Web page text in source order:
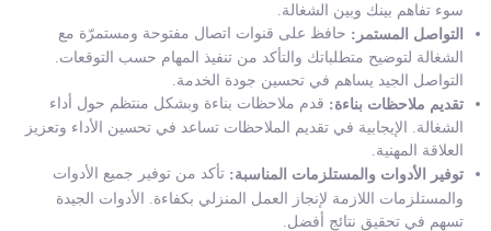
سوء تفاهم بينك وبين الشغالة.
التواصل المستمر: حافظ على قنوات اتصال مفتوحة ومستمرّة مع
الشغالة لتوضيح متطلباتك والتأكد من تنفيذ المهام حسب التوقعات.
التواصل الجيد يساهم في تحسين جودة الخدمة.
تقديم ملاحظات بناءة: قدم ملاحظات بناءة وبشكل منتظم حول أداء
الشغالة. الإيجابية في تقديم الملاحظات تساعد في تحسين الأداء وتعزيز
العلاقة المهنية.
توفير الأدوات والمستلزمات المناسبة: تأكد من توفير جميع الأدوات
والمستلزمات اللازمة لإنجاز العمل المنزلي بكفاءة. الأدوات الجيدة
تسهم في تحقيق نتائج أفضل.